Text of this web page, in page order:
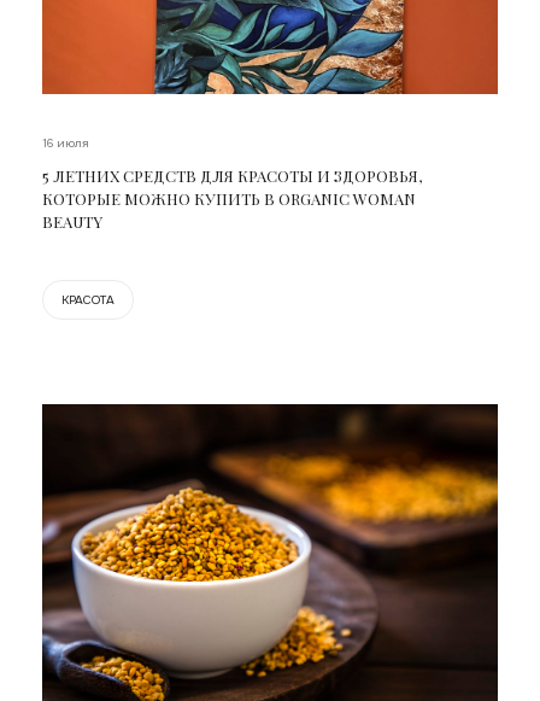
16 июля
5 ЛЕТНИХ СРЕДСТВ ДЛЯ КРАСОТЫ И ЗДОРОВЬЯ,
КОТОРЫЕ МОЖНО КУПИТЬ В ORGANIC WOMAN
BEAUTY
КРАСОТА